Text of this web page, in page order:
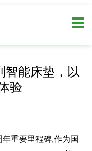
智能床垫，以
验
重要里程碑,作为国